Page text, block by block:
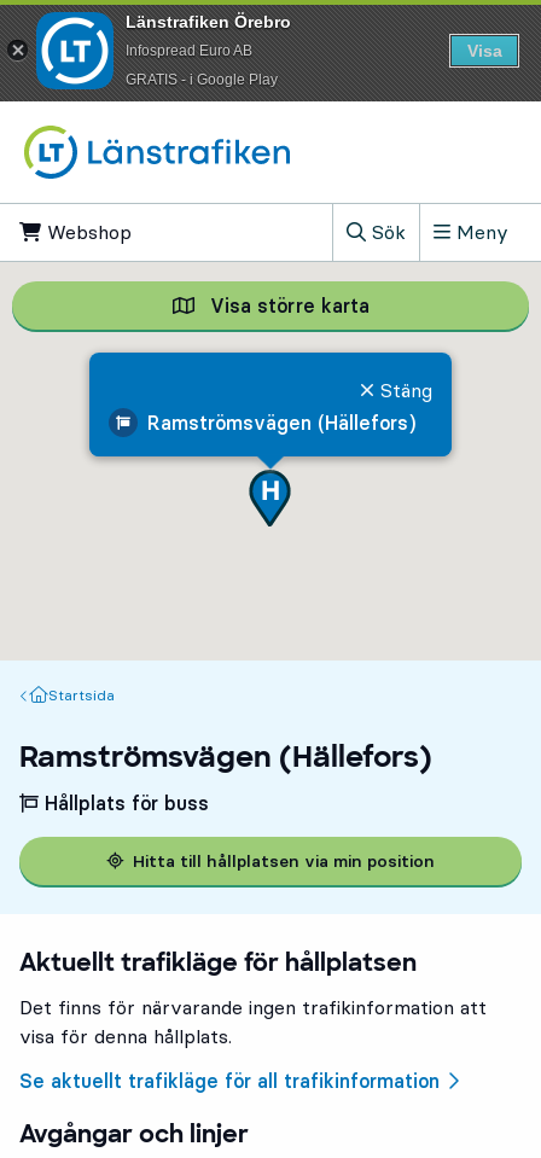
Webshop
Sök
, Visa sökfältet
Meny
Ramströmsvägen (Hällefors)
Stäng
Visa större karta Visa större
Startsida
Startsida
Ramströmsvägen (Hällefors)
Hållplats för buss
Hitta till hållplatsen via min position
Aktuellt trafikläge för hållplatsen
Det finns för närvarande ingen trafikinformation att
visa för denna hållplats.
Se aktuellt trafikläge för all trafikinformation
Avgångar och linjer
Länstrafiken Örebro
Infospread Euro AB
​GRATIS - i Google Play
Visa